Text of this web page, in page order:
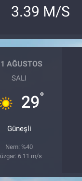
3.39 M/S
AĞUSTOS
SALI
29°
Güneşli
Nem: %40
6.11 m/s